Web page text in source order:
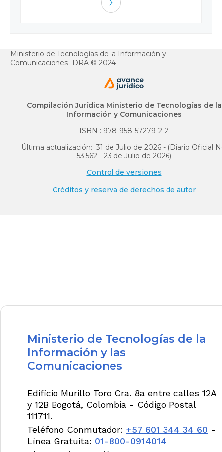
Compilación Jurídica Ministerio de Tecnologías de la
Información y Comunicaciones
ISBN : 978-958-57279-2-2
Última actualización: 31 de Julio de 2026 - (Diario Oficial
53.562 - 23 de Julio de 2026)
Control de versiones
Créditos y reserva de derechos de autor
Ministerio de Tecnologías de la Información y
Comunicaciones- DRA © 2024
Ministerio de Tecnologías de la
Información y las
Comunicaciones
Edificio Murillo Toro Cra. 8a entre calles 12A
y 12B Bogotá, Colombia - Código Postal
111711.
Teléfono Conmutador: +57 601 344 34 60 -
Línea Gratuita: 01-800-0914014